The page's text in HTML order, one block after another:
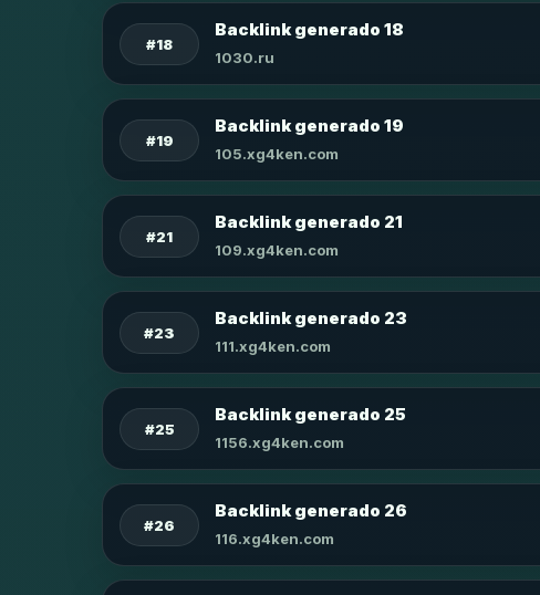
#18
Backlink generado 18
1030.ru
#19
Backlink generado 19
105.xg4ken.com
#21
Backlink generado 21
109.xg4ken.com
#23
Backlink generado 23
111.xg4ken.com
#25
Backlink generado 25
1156.xg4ken.com
#26
Backlink generado 26
116.xg4ken.com